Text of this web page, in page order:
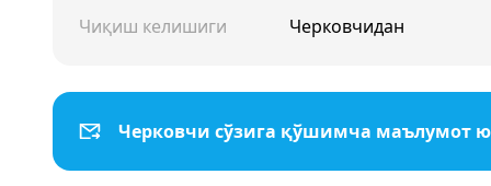
Чиқиш келишиги
Черковчидан
Черковчи сўзига қўшимча маълумот